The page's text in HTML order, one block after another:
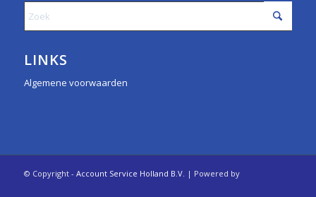
LINKS
Algemene voorwaarden
© Copyright - Account Service Holland B.V. | Powered by